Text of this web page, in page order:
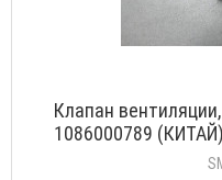
Клапан
1086000789 (КИТАЙ)